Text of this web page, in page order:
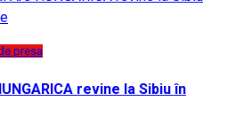
presa
revine la Sibiu în